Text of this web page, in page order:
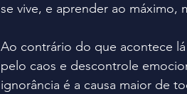
se vive, e aprender ao máximo,
Ao contrário do que acontece
pelo caos e descontrole
ignorância é a causa maior de